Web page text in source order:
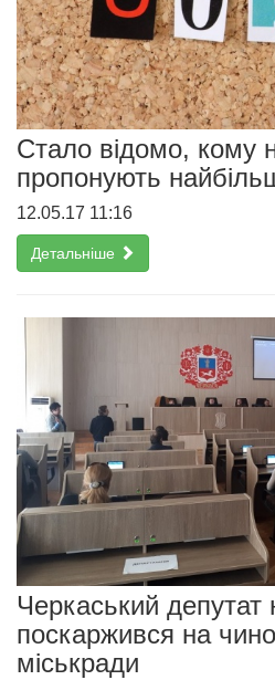
Стало відомо, кому
пропонують
12.05.17 11:16
Детальніше
Черкаський депутат
поскаржився на
міськради